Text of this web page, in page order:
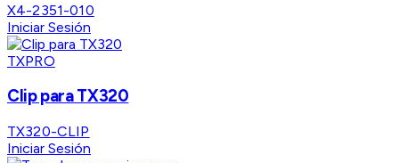
X4-2351-010
Iniciar Sesión
TXPRO
Clip para TX320
TX320-CLIP
Iniciar Sesión